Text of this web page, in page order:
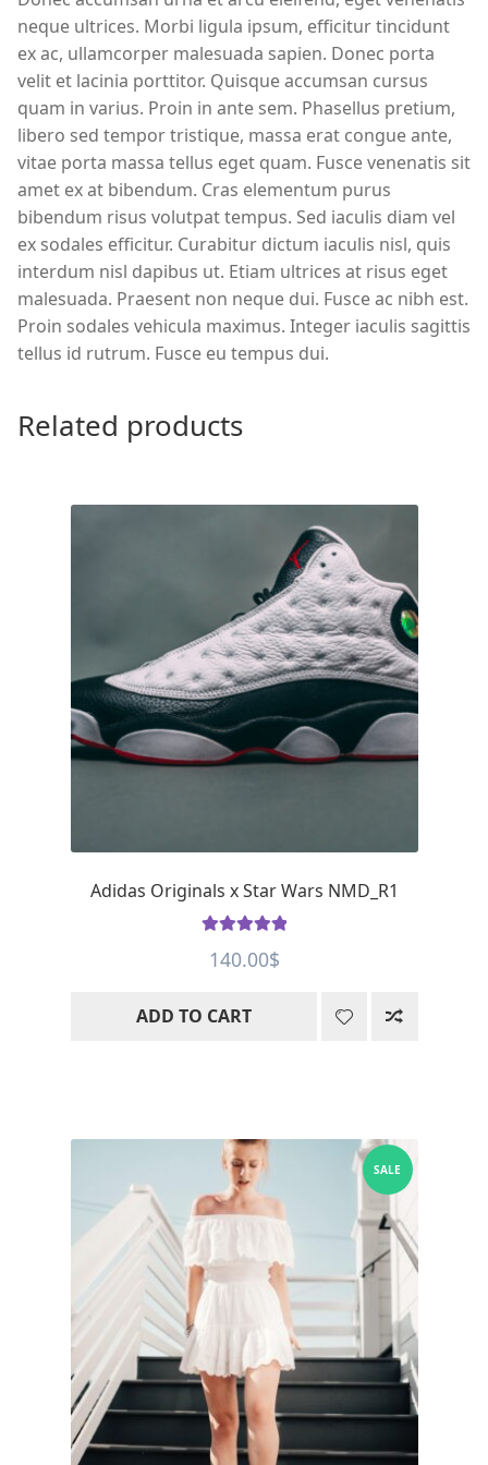
neque ultrices. Morbi ligula ipsum, efficitur tincidunt
ex ac, ullamcorper malesuada sapien. Donec porta
velit et lacinia porttitor. Quisque accumsan cursus
quam in varius. Proin in ante sem. Phasellus pretium,
libero sed tempor tristique, massa erat congue ante,
vitae porta massa tellus eget quam. Fusce venenatis sit
amet ex at bibendum. Cras elementum purus
bibendum risus volutpat tempus. Sed iaculis diam vel
ex sodales efficitur. Curabitur dictum iaculis nisl, quis
interdum nisl dapibus ut. Etiam ultrices at risus eget
malesuada. Praesent non neque dui. Fusce ac nibh est.
Proin sodales vehicula maximus. Integer iaculis sagittis
tellus id rutrum. Fusce eu tempus dui.
Related products
Adidas Originals x Star Wars NMD_R1
of 5
140.00$
ADD TO CART
SALE